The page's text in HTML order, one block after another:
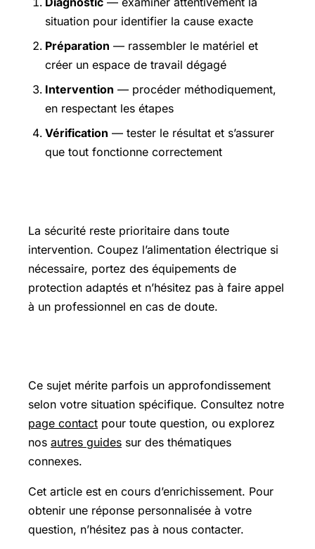
situation pour identifier la cause exacte
Préparation — rassembler le matériel et
créer un espace de travail dégagé
Intervention — procéder méthodiquement,
en respectant les étapes
Vérification — tester le résultat et s’assurer
que tout fonctionne correctement
La sécurité reste prioritaire dans toute
intervention. Coupez l’alimentation électrique si
nécessaire, portez des équipements de
protection adaptés et n’hésitez pas à faire appel
à un professionnel en cas de doute.
Ce sujet mérite parfois un approfondissement
selon votre situation spécifique. Consultez notre
page contact pour toute question, ou explorez
nos autres guides sur des thématiques
connexes.
Cet article est en cours d’enrichissement. Pour
obtenir une réponse personnalisée à votre
question, n’hésitez pas à nous contacter.